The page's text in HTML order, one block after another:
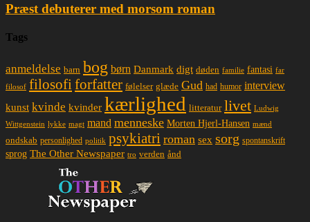
Præst debuterer med morsom roman
Tags
anmeldelse barn bog børn Danmark digt døden familie fantasi far
filosof filosofiforfatter følelser glæde Gud had humor interview
kunst kvinde kvinder kærlighed litteratur livet Ludwig
Wittgenstein lykke magt mand menneske Morten Hjerl-Hansen mænd
ondskab personlighed politik psykiatri roman sex sorg spontanskrift
sprog The Other Newspaper tro verden ånd